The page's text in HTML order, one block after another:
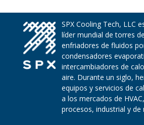
SPX Cooling Tech, LLC
líder mundial de torres
enfriadores de fluidos
condensadores
intercambiadores de
aire. Durante un siglo,
equipos y servicios de
a los mercados de
procesos, industrial y de